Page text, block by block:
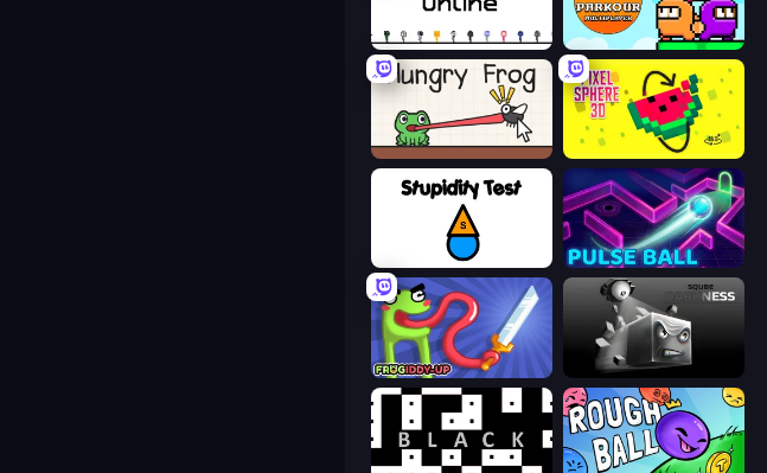
OvO.io Ninja Parkour Multiplayer
Hungry Frog Pixel Sphere 3D
Stupidity Test Pulse Ball
Frogiddy Sqube Darkness